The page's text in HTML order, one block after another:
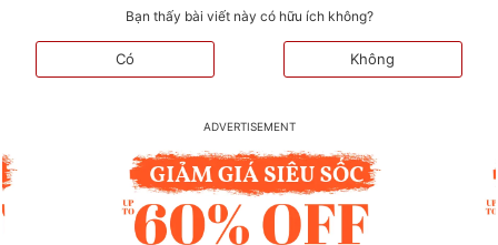
Bạn thấy bài viết này có hữu ích không?
Có Không